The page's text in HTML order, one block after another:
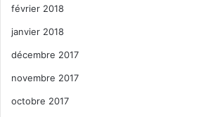
février 2018
janvier 2018
décembre 2017
novembre 2017
octobre 2017